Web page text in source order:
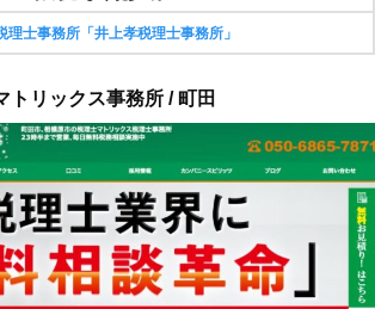
理士事務所「井上孝税理士事務所」
トリックス事務所 / 町田